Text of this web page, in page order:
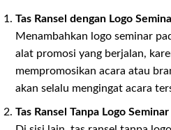
Tas Ransel dengan Logo
Menambahkan logo seminar
alat promosi yang berjalan,
mempromosikan acara atau
akan selalu mengingat acara
Tas Ransel Tanpa Logo Seminar